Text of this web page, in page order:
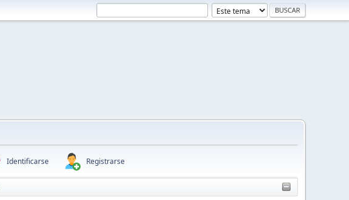
Identificarse Registrarse